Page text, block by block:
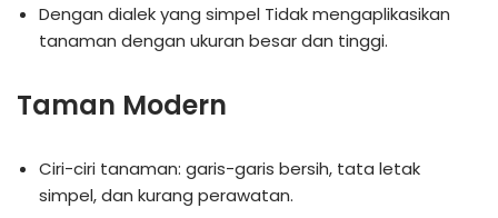
Dengan dialek yang simpel Tidak mengaplikasikan
tanaman dengan ukuran besar dan tinggi.
Taman Modern
Ciri-ciri tanaman: garis-garis bersih, tata letak
simpel, dan kurang perawatan.